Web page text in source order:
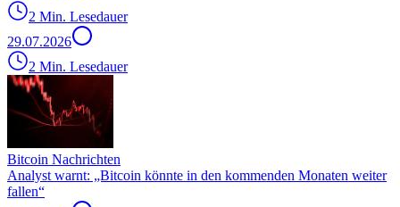
2 Min. Lesedauer
29.07.2026
2 Min. Lesedauer
Bitcoin Nachrichten
Analyst warnt: „Bitcoin könnte in den kommenden Monaten weiter
fallen“